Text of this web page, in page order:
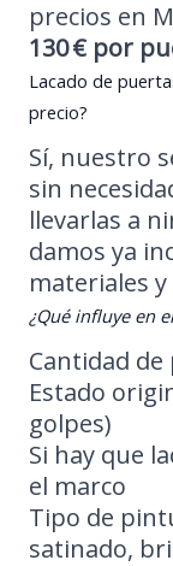
precios en
130 € por
Lacado de
precio?
Sí, nuestro
sin
llevarlas a
damos ya
materiales
¿Qué influye en
Cantidad
Estado
golpes)
Si hay que
el marco
Tipo de
satinado,